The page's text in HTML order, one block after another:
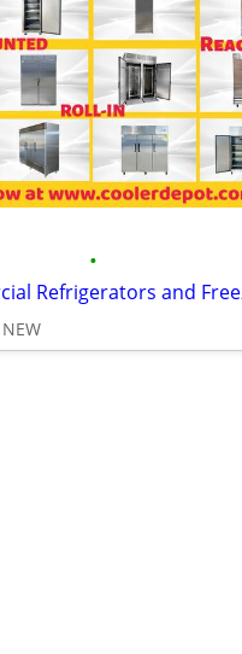
•
Refrigerators and